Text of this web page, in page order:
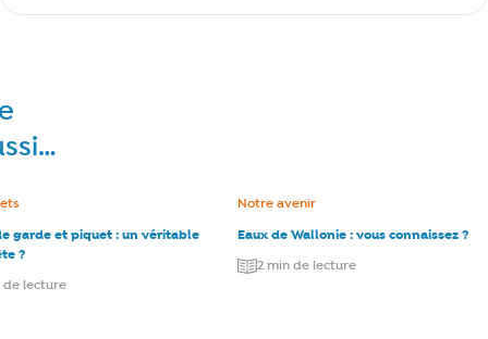
garde et piquet : un véritable
?
:
de lecture
Eaux de Wallonie : vous connaissez ?
Catégorie :
Notre avenir
2 min de lecture